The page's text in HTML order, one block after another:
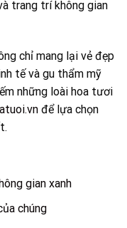
trang trí không gian
chỉ mang lại vẻ đẹp
tế và gu thẩm mỹ
những loài hoa tươi
để lựa chọn
gian xanh
chúng